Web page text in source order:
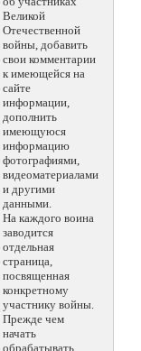
Великой
Отечественной
войны, добавить
свои комментарии
к имеющейся на
сайте
информации,
дополнить
имеющуюся
информацию
фотографиями,
видеоматериалами
и другими
данными.
На каждого воина
заводится
отдельная
страница,
посвященная
конкретному
участнику войны.
Прежде чем
начать
обрабатывать